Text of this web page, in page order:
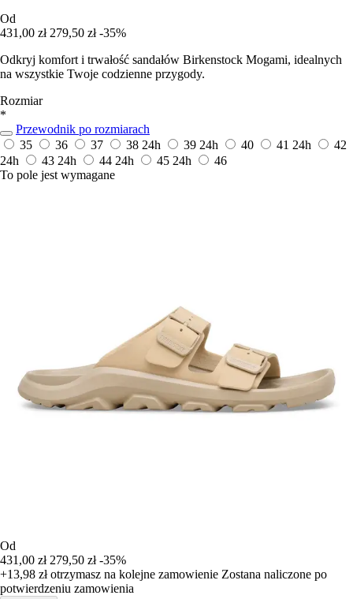
Od
431,00 zł 279,50 zł -35%
Odkryj komfort i trwałość sandałów Birkenstock Mogami, idealnych
na wszystkie Twoje codzienne przygody.
Rozmiar
*
Przewodnik po rozmiarach
35
36 37 38 24h 39 24h 40 41 24h
42
24h
43 24h 44 24h 45 24h
46
To pole jest wymagane
Od
431,00 zł 279,50 zł -35%
+13,98 złotrzymasz na kolejne zamowienie Zostana naliczone po
potwierdzeniu zamowienia